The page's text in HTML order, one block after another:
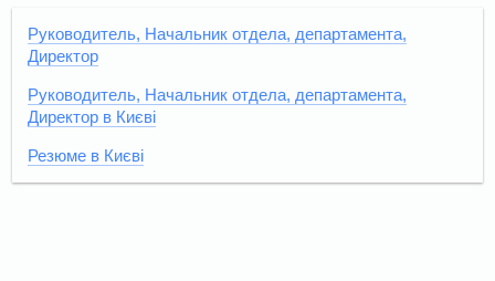
Руководитель, Начальник отдела, департамента,
Директор
Руководитель, Начальник отдела, департамента,
Директор в Києві
Резюме в Києві